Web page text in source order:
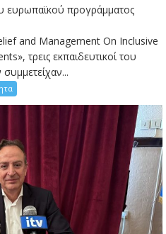
ευρωπαϊκού προγράμματος
and Management On Inclusive
τρεις εκπαιδευτικοί του